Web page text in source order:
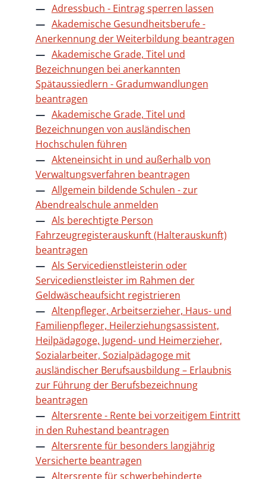
Adressbuch - Eintrag sperren lassen
Akademische Gesundheitsberufe -
Anerkennung der Weiterbildung beantragen
Akademische Grade, Titel und
Bezeichnungen bei anerkannten
Spätaussiedlern - Gradumwandlungen
beantragen
Akademische Grade, Titel und
Bezeichnungen von ausländischen
Hochschulen führen
Akteneinsicht in und außerhalb von
Verwaltungsverfahren beantragen
Allgemein bildende Schulen - zur
Abendrealschule anmelden
Als berechtigte Person
Fahrzeugregisterauskunft (Halterauskunft)
beantragen
Als Servicedienstleisterin oder
Servicedienstleister im Rahmen der
Geldwäscheaufsicht registrieren
Altenpfleger, Arbeitserzieher, Haus- und
Familienpfleger, Heilerziehungsassistent,
Heilpädagoge, Jugend- und Heimerzieher,
Sozialarbeiter, Sozialpädagoge mit
ausländischer Berufsausbildung – Erlaubnis
zur Führung der Berufsbezeichnung
beantragen
Altersrente - Rente bei vorzeitigem Eintritt
in den Ruhestand beantragen
Altersrente für besonders langjährig
Versicherte beantragen
Altersrente für schwerbehinderte